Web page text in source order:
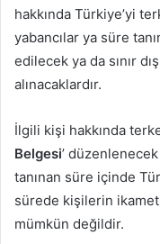
hakkında Türkiye’yi
yabancılar ya süre
edilecek ya da sınır
alınacaklardır.
İlgili kişi hakkında
Belgesi’
tanınan süre içinde
sürede kişilerin ikamet
mümkün değildir.